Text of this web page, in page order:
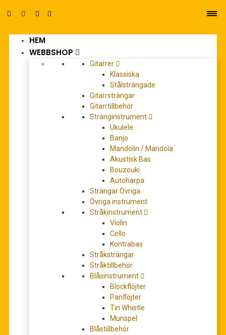
HEM
WEBBSHOP
Gitarrer
Klassiska
Stålsträngade
Gitarrsträngar
Gitarrtillbehör
Stränginstrument
Ukulele
Banjo
Mandolin / Mandola
Akustisk Bas
Bouzouki
Autoharpa
Strängar Övriga
Övriga instrument
Stråkinstrument
Violin
Cello
Kontrabas
Stråksträngar
Stråktillbehör
Blåsinstrument
Blockflöjter
Panflöjter
Tin Whistle
Munspel
Blåstillbehör
Traditional Irish 15″ Bodhrán player’s pack Classic
Brown
795,00kr
LÄS MER